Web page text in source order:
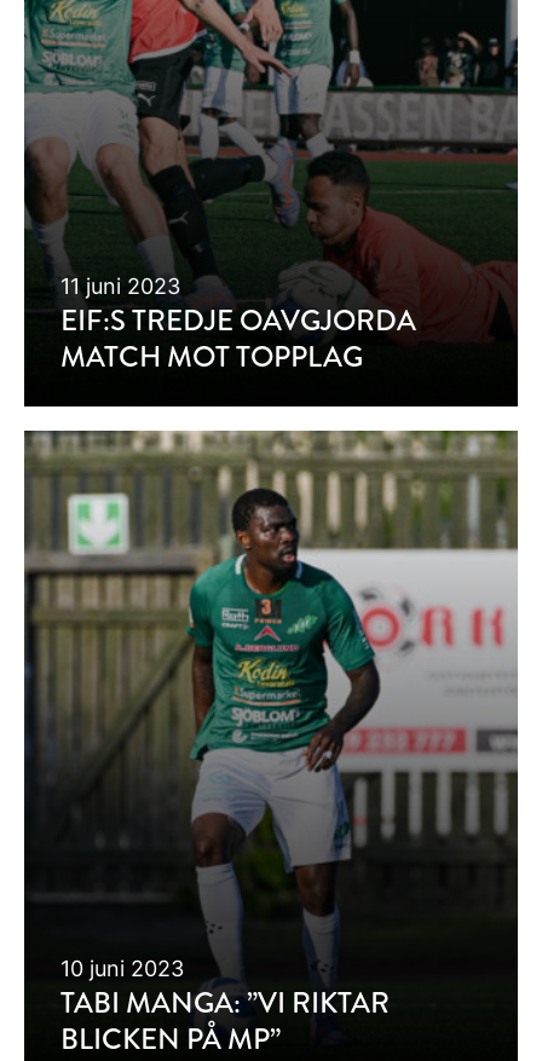
EIF:S TREDJE OAVGJORDA
MATCH MOT TOPPLAG
11 juni 2023
TABI MANGA: ”VI RIKTAR
BLICKEN PÅ MP”
10 juni 2023